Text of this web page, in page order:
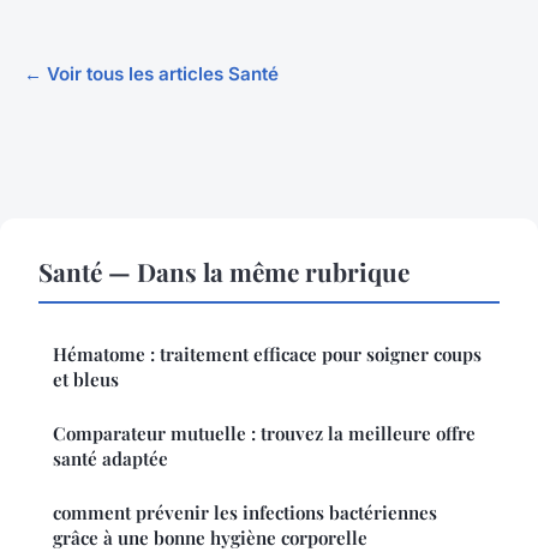
← Voir tous les articles Santé
Santé — Dans la même rubrique
Hématome : traitement efficace pour soigner coups
et bleus
Comparateur mutuelle : trouvez la meilleure offre
santé adaptée
comment prévenir les infections bactériennes
grâce à une bonne hygiène corporelle